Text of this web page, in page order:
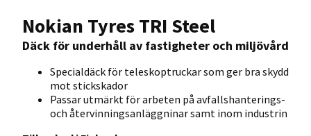
Nokian Tyres TRI Steel
Däck för underhåll av fastigheter och miljövård
Specialdäck för teleskoptruckar som ger bra skydd
mot stickskador
Passar utmärkt för arbeten på avfallshanterings-
och återvinningsanläggninar samt inom industrin